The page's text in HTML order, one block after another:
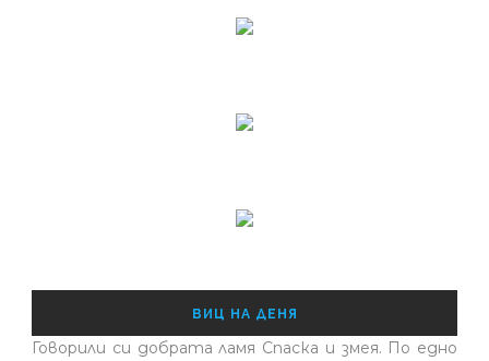
ВИЦ НА ДЕНЯ
Говорили си добрата ламя Спаска и змея. По едно